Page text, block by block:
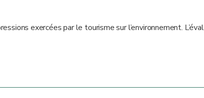
exercées par le tourisme sur l’environnement.